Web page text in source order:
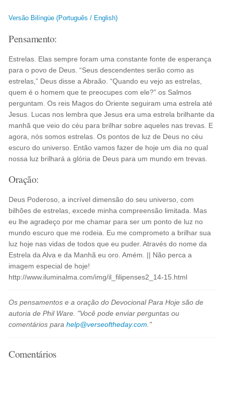
Versão Bilíngüe (Português / English)
Pensamento:
Estrelas. Elas sempre foram uma constante fonte de esperança
para o povo de Deus. “Seus descendentes serão como as
estrelas,” Deus disse a Abraão. “Quando eu vejo as estrelas,
quem é o homem que te preocupes com ele?” os Salmos
perguntam. Os reis Magos do Oriente seguiram uma estrela até
Jesus. Lucas nos lembra que Jesus era uma estrela brilhante da
manhã que veio do céu para brilhar sobre aqueles nas trevas. E
agora, nós somos estrelas. Os pontos de luz de Deus no céu
escuro do universo. Então vamos fazer de hoje um dia no qual
nossa luz brilhará a glória de Deus para um mundo em trevas.
Oração:
Deus Poderoso, a incrível dimensão do seu universo, com
bilhões de estrelas, excede minha compreensão limitada. Mas
eu lhe agradeço por me chamar para ser um ponto de luz no
mundo escuro que me rodeia. Eu me comprometo a brilhar sua
luz hoje nas vidas de todos que eu puder. Através do nome da
Estrela da Alva e da Manhã eu oro. Amém. || Não perca a
imagem especial de hoje!
http://www.iluminalma.com/img/il_filipenses2_14-15.html
Os pensamentos e a oração do Devocional Para Hoje são de
autoria de Phil Ware. "Você pode enviar perguntas ou
comentários parahelp@verseoftheday.com ."
Comentários